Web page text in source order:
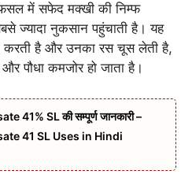
में सफेद मक्खी की निम्फ
ज्यादा नुकसान पहुंचाती है। यह
करती है और उनका रस चूस लेती है,
और पौधा कमजोर हो जाता है।
41% SL की सम्पूर्ण जानकारी –
41 SL Uses in Hindi